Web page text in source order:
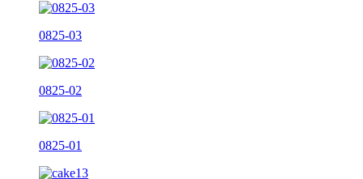
0825-03
0825-02
0825-01